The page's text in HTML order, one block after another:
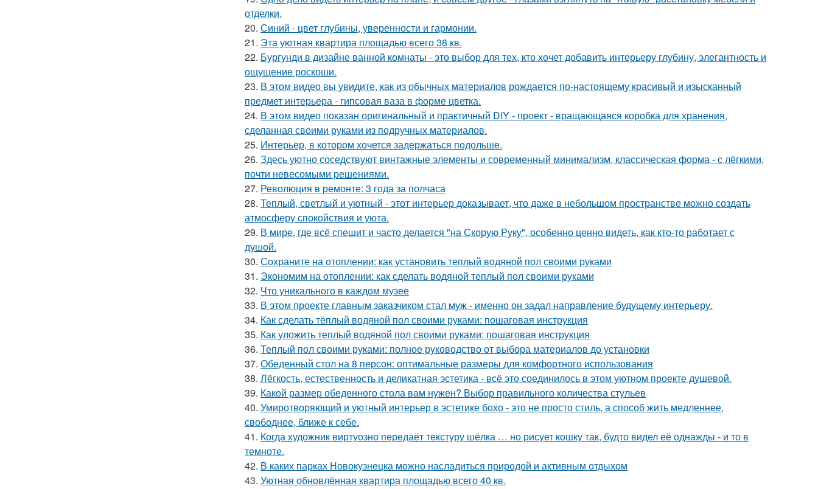
отделки.
20. Синий - цвет глубины, уверенности и гармонии.
21. Эта уютная квартира площадью всего 38 кв.
22. Бургунди в дизайне ванной комнаты - это выбор для тех, кто хочет добавить интерьеру глубину, элегантность и
ощущение роскоши.
23. В этом видео вы увидите, как из обычных материалов рождается по-настоящему красивый и изысканный
предмет интерьера - гипсовая ваза в форме цветка.
24. В этом видео показан оригинальный и практичный DIY - проект - вращающаяся коробка для хранения,
сделанная своими руками из подручных материалов.
25. Интерьер, в котором хочется задержаться подольше.
26. Здесь уютно соседствуют винтажные элементы и современный минимализм, классическая форма - с лёгкими,
почти невесомыми решениями.
27. Революция в ремонте: 3 года за полчаса
28. Теплый, светлый и уютный - этот интерьер доказывает, что даже в небольшом пространстве можно создать
атмосферу спокойствия и уюта.
29. В мире, где всё спешит и часто делается "на Скорую Руку", особенно ценно видеть, как кто-то работает с
душой.
30. Сохраните на отоплении: как установить теплый водяной пол своими руками
31. Экономим на отоплении: как сделать водяной теплый пол своими руками
32. Что уникального в каждом музее
33. В этом проекте главным заказчиком стал муж - именно он задал направление будущему интерьеру.
34. Как сделать тёплый водяной пол своими руками: пошаговая инструкция
35. Как уложить теплый водяной пол своими руками: пошаговая инструкция
36. Теплый пол своими руками: полное руководство от выбора материалов до установки
37. Обеденный стол на 8 персон: оптимальные размеры для комфортного использования
38. Лёгкость, естественность и деликатная эстетика - всё это соединилось в этом уютном проекте душевой.
39. Какой размер обеденного стола вам нужен? Выбор правильного количества стульев
40. Умиротворяющий и уютный интерьер в эстетике бохо - это не просто стиль, а способ жить медленнее,
свободнее, ближе к себе.
41. Когда художник виртуозно передаёт текстуру шёлка … но рисует кошку так, будто видел её однажды - и то в
темноте.
42. В каких парках Новокузнецка можно насладиться природой и активным отдыхом
43. Уютная обновлённая квартира площадью всего 40 кв.